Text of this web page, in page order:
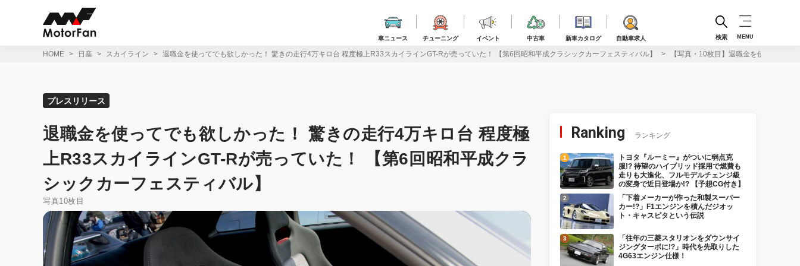
車ニュース チューニング イベント 中古車 新車カタログ 自動車求人 検索 MENU
HOME 日産 スカイライン 退職金を使ってでも欲しかった！ 驚きの走行4万キロ台 程度極上R33スカイラインGT-Rが売っていた！ 【第6回昭和平成クラシックカーフェスティバル】 【写真・10枚目】退職金を使ってでも
プレスリリース
退職金を使ってでも欲しかった！ 驚きの走行4万キロ台 程度極
上R33スカイラインGT-Rが売っていた！ 【第6回昭和平成クラ
シックカーフェスティバル】
写真10枚目
Ranking ランキング
トヨタ『ルーミー』がついに弱点克
服!? 待望のハイブリッド採用で燃費も
走りも大進化、フルモデルチェンジ級
の変身で近日登場か!? 【予想CG付き】
「下着メーカーが作った和製スーパー
カー!?」F1エンジンを積んだジオッ
ト・キャスピタという伝説
「往年の三菱スタリオンをダウンサイ
ジングターボに!?」時代を先取りした
4G63エンジン仕様！